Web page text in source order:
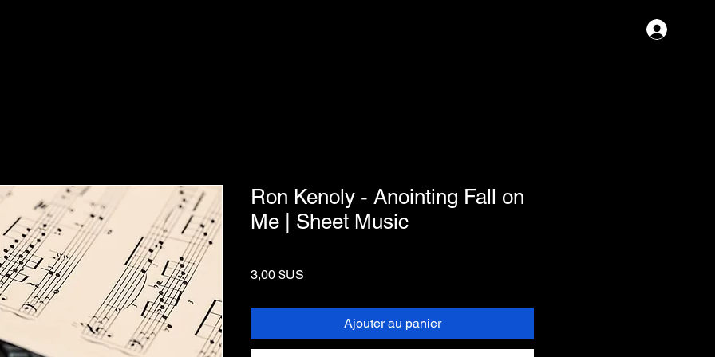
Ron Kenoly - Anointing Fall on
Me | Sheet Music
3,00 $US
Ajouter au panier